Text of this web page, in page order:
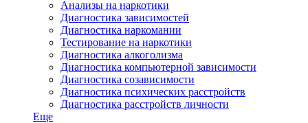
Анализы на наркотики
Диагностика зависимостей
Диагностика наркомании
Тестирование на наркотики
Диагностика алкоголизма
Диагностика компьютерной зависимости
Диагностика созависимости
Диагностика психических расстройств
Диагностика расстройств личности
Еще